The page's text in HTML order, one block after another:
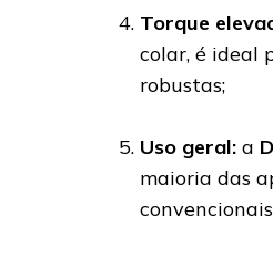
Torque
colar, é ideal
robustas;
Uso geral: a
maioria das